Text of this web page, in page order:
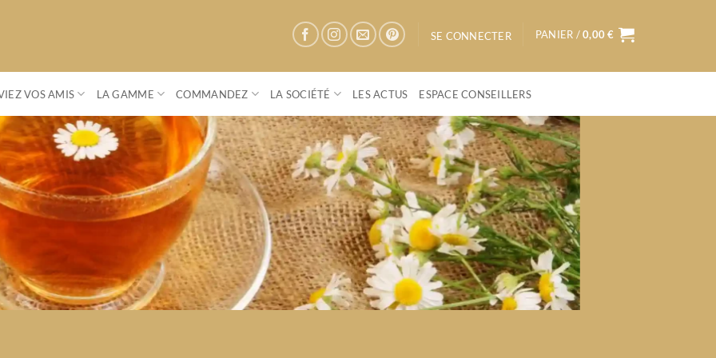
SE CONNECTER PANIER /0,00€
VOS AMIS LA GAMME COMMANDEZ LA SOCIÉTÉ LES ACTUS ESPACE CONSEILLERS
Parenthese Café
Conviez vos amis à une vente privée